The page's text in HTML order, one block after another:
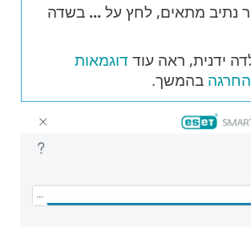
נתיב מתאים, לחץ על ... בשדה
ידנית, ראה עוד דוגמאות
בהמשך.